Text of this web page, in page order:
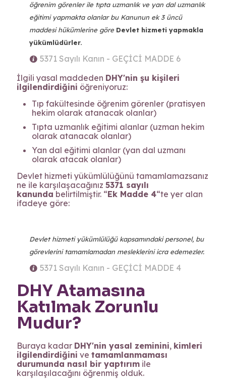
öğrenim görenler ile tıpta uzmanlık ve yan dal uzmanlık
eğitimi yapmakta olanlar bu Kanunun ek 3 üncü
maddesi hükümlerine göre Devlet hizmeti yapmakla
yükümlüdürler.
5371 Sayılı Kanın - GEÇİCİ MADDE 6
İlgili yasal maddeden DHY'nin şu kişileri
ilgilendirdiğini öğreniyoruz:
Tıp fakültesinde öğrenim görenler (pratisyen
hekim olarak atanacak olanlar)
Tıpta uzmanlık eğitimi alanlar (uzman hekim
olarak atanacak olanlar)
Yan dal eğitimi alanlar (yan dal uzmanı
olarak atacak olanlar)
Devlet hizmeti yükümlülüğünü tamamlamazsanız
ne ile karşılaşacağınız 5371 sayılı
kanunda belirtilmiştir. “Ek Madde 4“te yer alan
ifadeye göre:
Devlet hizmeti yükümlülüğü kapsamındaki personel, bu
görevlerini tamamlamadan mesleklerini icra edemezler.
5371 Sayılı Kanın - GEÇİCİ MADDE 4
DHY Atamasına
Katılmak Zorunlu
Mudur?
Buraya kadar DHY'nin yasal zeminini, kimleri
ilgilendirdiğini ve tamamlanmaması
durumunda nasıl bir yaptırım ile
karşılaşılacağını öğrenmiş olduk.